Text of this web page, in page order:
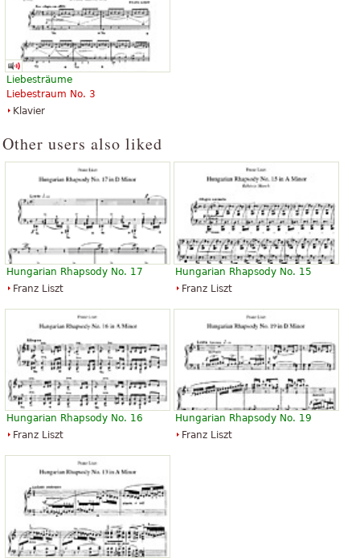
Liebesträume
Liebestraum No. 3
Klavier
Other users also liked
Hungarian Rhapsody No. 17
Franz Liszt
Hungarian Rhapsody No. 15
Franz Liszt
Hungarian Rhapsody No. 16
Franz Liszt
Hungarian Rhapsody No. 19
Franz Liszt